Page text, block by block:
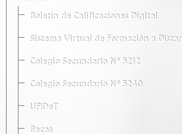
Boletín de Calificaciones Digital
Sistema Virtual de Formación a
Colegio Secundario Nº 5212
Colegio Secundario Nº 5240
UFIDeT
Becas